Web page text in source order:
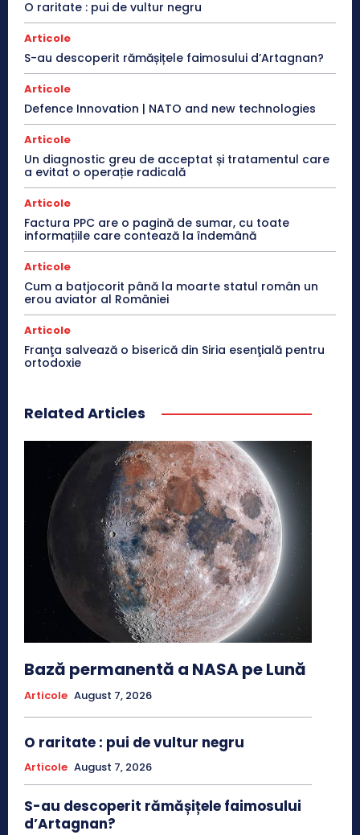
O raritate : pui de vultur negru
Articole
S-au descoperit rămășițele faimosului d’Artagnan?
Articole
Defence Innovation | NATO and new technologies
Articole
Un diagnostic greu de acceptat și tratamentul care
a evitat o operație radicală
Articole
Factura PPC are o pagină de sumar, cu toate
informațiile care contează la îndemână
Articole
Cum a batjocorit până la moarte statul român un
erou aviator al României
Articole
Franţa salvează o biserică din Siria esenţială pentru
ortodoxie
Related Articles
Bază permanentă a NASA pe Lună
Articole August 7, 2026
O raritate : pui de vultur negru
Articole August 7, 2026
S-au descoperit rămășițele faimosului
d’Artagnan?